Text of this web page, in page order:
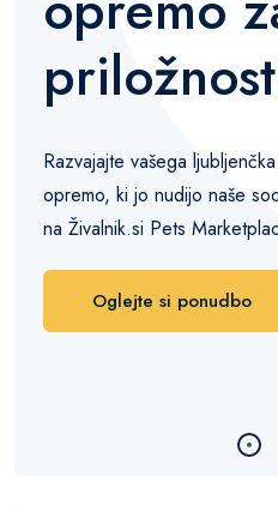
Razvajajte vašega
opremo, ki jo nudijo naše
na Živalnik.si Pets
Oglejte si ponudbo